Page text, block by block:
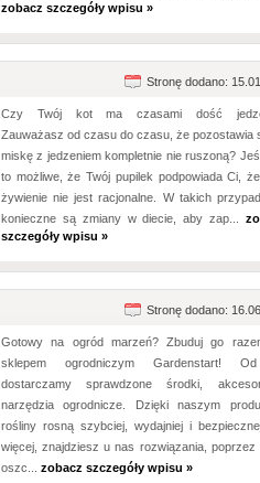
zobacz szczegóły wpisu »
Stronę dodano:
Czy Twój kot ma czasami dość
Zauważasz od czasu do czasu, że pozostawia
miskę z jedzeniem kompletnie nie ruszoną?
to możliwe, że Twój pupilek podpowiada Ci,
żywienie nie jest racjonalne. W takich
konieczne są zmiany w diecie, aby zap...
szczegóły wpisu »
Stronę dodano:
Gotowy na ogród marzeń? Zbuduj go
sklepem ogrodniczym Gardenstart!
dostarczamy sprawdzone środki,
narzędzia ogrodnicze. Dzięki naszym
rośliny rosną szybciej, wydajniej i
więcej, znajdziesz u nas rozwiązania, poprzez
oszc... zobacz szczegóły wpisu »